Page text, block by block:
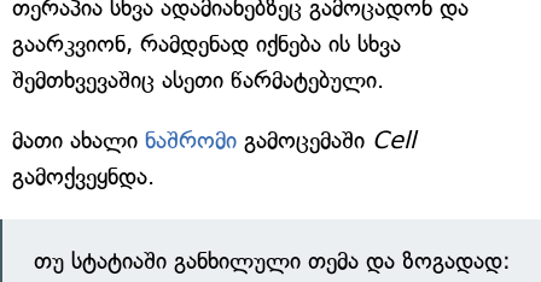
თერაპია სხვა ადამიანებზეც გამოცადონ და
გაარკვიონ, რამდენად იქნება ის სხვა
შემთხვევაშიც ასეთი წარმატებული.
მათი ახალი ნაშრომი გამოცემაში Cell
გამოქვეყნდა.
თუ სტატიაში განხილული თემა და ზოგადად: